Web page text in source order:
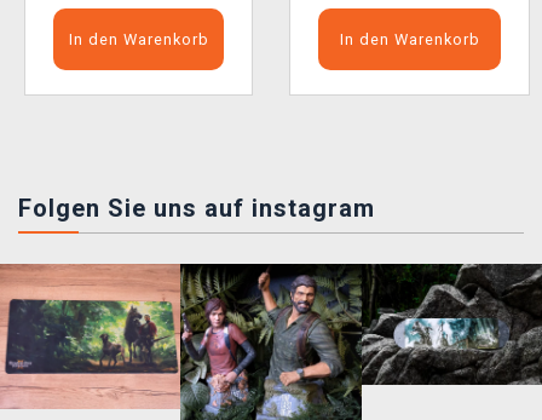
In den Warenkorb In den Warenkorb
Folgen Sie uns auf instagram